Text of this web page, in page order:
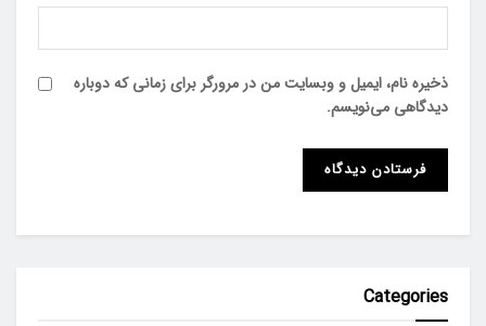
ذخیره نام، ایمیل و وبسایت من در مرورگر برای زمانی که دوباره
دیدگاهی می‌نویسم.
Categories